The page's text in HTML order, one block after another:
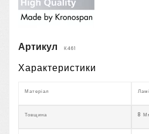
Артикул К461
Характеристики
Матеріал
Товщина 8